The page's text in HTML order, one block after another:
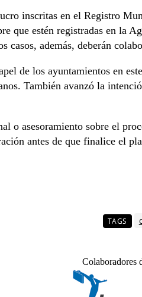
inscritas en el Registro
que estén registradas en la
casos, además, deberán
de los ayuntamientos en
También avanzó la
o asesoramiento sobre el
antes de que finalice el
TAGS
Colaboradores